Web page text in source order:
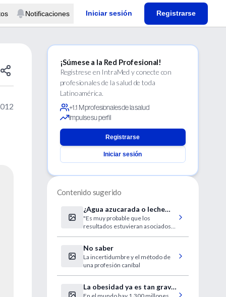
Notificaciones Iniciar sesión Registrarse
¡Súmese a la Red Profesional!
Regístrese en IntraMed y conecte con
profesionales de la salud de toda
Latinoamérica.
+1.1 M profesionales de la salud
Impulse su perfil
Registrarse
Iniciar sesión
Contenido sugerido
¿Agua azucarada o leche
materna para el dolor de
los prematuros?
"Es muy probable que los
resultados estuvieran asociados
No saber
La incertidumbre y el método de
una profesión caníbal
La obesidad ya es tan grave